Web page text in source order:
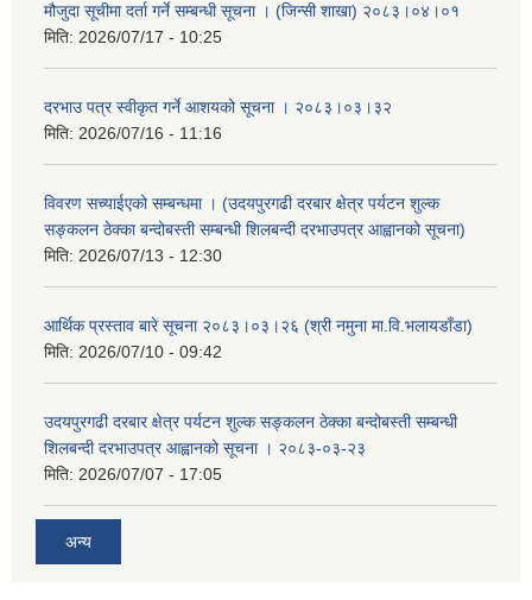
मौजुदा सूचीमा दर्ता गर्ने सम्बन्धी सूचना । (जिन्सी शाखा) २०८३।०४।०१
मिति: 2026/07/17 - 10:25
दरभाउ पत्र स्वीकृत गर्ने आशयको सूचना । २०८३।०३।३२
मिति: 2026/07/16 - 11:16
विवरण सच्याईएको सम्बन्धमा । (उदयपुरगढी दरबार क्षेत्र पर्यटन शुल्क
सङ्कलन ठेक्का बन्दोबस्ती सम्बन्धी शिलबन्दी दरभाउपत्र आह्वानको सूचना)
मिति: 2026/07/13 - 12:30
आर्थिक प्रस्ताव बारे सूचना २०८३।०३।२६ (श्री नमुना मा.वि.भलायडाँडा)
मिति: 2026/07/10 - 09:42
उदयपुरगढी दरबार क्षेत्र पर्यटन शुल्क सङ्कलन ठेक्का बन्दोबस्ती सम्बन्धी
शिलबन्दी दरभाउपत्र आह्वानको सूचना । २०८३-०३-२३
मिति: 2026/07/07 - 17:05
अन्य